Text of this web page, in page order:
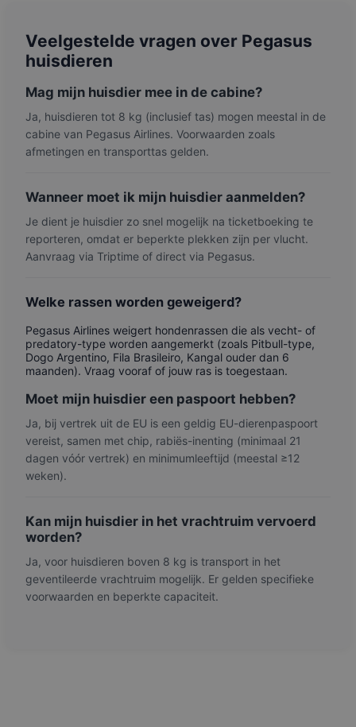
Veelgestelde vragen over Pegasus
huisdieren
Mag mijn huisdier mee in de cabine?
Ja, huisdieren tot 8 kg (inclusief tas) mogen meestal in de
cabine van Pegasus Airlines. Voorwaarden zoals
afmetingen en transporttas gelden.
Wanneer moet ik mijn huisdier aanmelden?
Je dient je huisdier zo snel mogelijk na ticketboeking te
reporteren, omdat er beperkte plekken zijn per vlucht.
Aanvraag via Triptime of direct via Pegasus.
Welke rassen worden geweigerd?
Pegasus Airlines weigert hondenrassen die als vecht- of
predatory-type worden aangemerkt (zoals Pitbull-type,
Dogo Argentino, Fila Brasileiro, Kangal ouder dan 6
maanden). Vraag vooraf of jouw ras is toegestaan.
Moet mijn huisdier een paspoort hebben?
Ja, bij vertrek uit de EU is een geldig EU-dierenpaspoort
vereist, samen met chip, rabiës-inenting (minimaal 21
dagen vóór vertrek) en minimumleeftijd (meestal ≥12
weken).
Kan mijn huisdier in het vrachtruim vervoerd
worden?
Ja, voor huisdieren boven 8 kg is transport in het
geventileerde vrachtruim mogelijk. Er gelden specifieke
voorwaarden en beperkte capaciteit.